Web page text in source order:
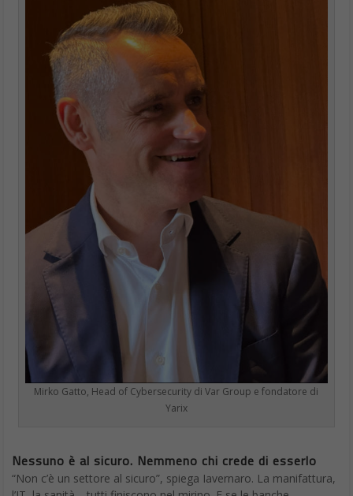
Mirko Gatto, Head of Cybersecurity di Var Group e fondatore di
Yarix
Nessuno è al sicuro. Nemmeno chi crede di esserlo
“Non c’è un settore al sicuro”, spiega Iavernaro. La manifattura,